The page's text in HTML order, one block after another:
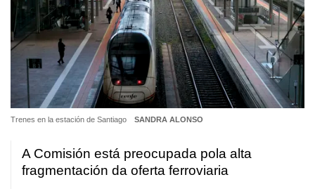
Trenes en la estación de Santiago SANDRA ALONSO
A Comisión está preocupada pola alta
fragmentación da oferta ferroviaria